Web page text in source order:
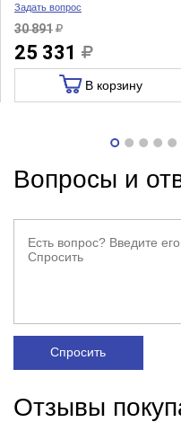
Задать вопрос
30 891
25 331
В корзину
Вопросы и
Спросить
Отзывы